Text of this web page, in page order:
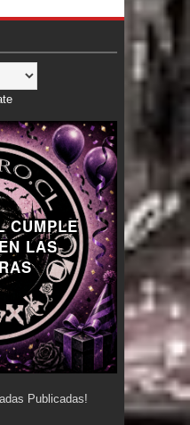
CUMPLE
LAS
Publicadas!